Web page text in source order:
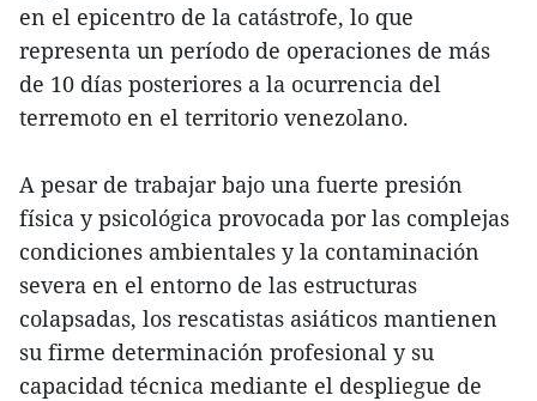
en el epicentro de la catástrofe, lo que
representa un período de operaciones de más
de 10 días posteriores a la ocurrencia del
terremoto en el territorio venezolano.
A pesar de trabajar bajo una fuerte presión
física y psicológica provocada por las complejas
condiciones ambientales y la contaminación
severa en el entorno de las estructuras
colapsadas, los rescatistas asiáticos mantienen
su firme determinación profesional y su
capacidad técnica mediante el despliegue de